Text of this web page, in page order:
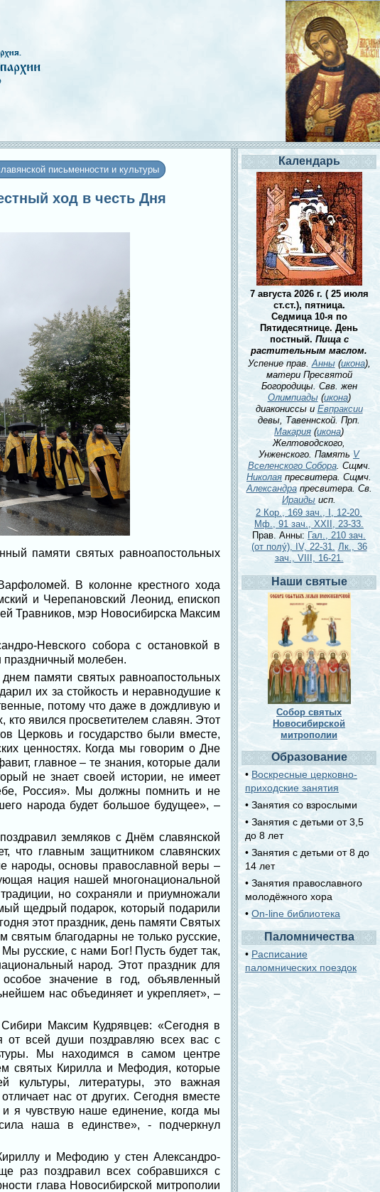
письменности и культуры
ход в честь Дня
памяти святых равноапостольных
В колонне крестного хода
и Черепановский Леонид, епископ
Травников, мэр Новосибирска Максим
Невского собора с остановкой в
праздничный молебен.
памяти святых равноапостольных
их за стойкость и неравнодушие к
потому что даже в дождливую и
явился просветителем славян. Этот
Церковь и государство были вместе,
ценностях. Когда мы говорим о Дне
главное – те знания, которые дали
не знает своей истории, не имеет
Россия». Мы должны помнить и не
народа будет большое будущее», –
земляков с Днём славянской
что главным защитником славянских
народы, основы православной веры –
нация нашей многонациональной
но сохраняли и приумножали
щедрый подарок, который подарили
этот праздник, день памяти Святых
благодарны не только русские,
русские, с нами Бог! Пусть будет так,
народ. Этот праздник для
значение в год, объявленный
нас объединяет и укрепляет», –
Максим Кудрявцев: «Сегодня в
от всей души поздравляю всех вас с
Мы находимся в самом центре
святых Кирилла и Мефодия, которые
культуры, литературы, это важная
нас от других. Сегодня вместе
я чувствую наше единение, когда мы
наша в единстве», - подчеркнул
и Мефодию у стен Александро-
раз поздравил всех собравшихся с
глава Новосибирской митрополии
Календарь
7 августа 2026 г. ( 25 июля
ст.ст.), пятница.
Седмица 10-я по
Пятидесятнице. День
постный. Пища с
растительным маслом.
Успение прав.Анны(икона),
матери Пресвятой
Богородицы. Свв. жен
Олимпиады(икона)
диакониссы и Евпраксии
девы, Тавеннской. Прп.
Макария (икона)
Желтоводского,
Унженского. Память V
Вселенского Собора. Сщмч.
Николая пресвитера. Сщмч.
Александрапресвитера. Св.
Ираиды исп.
2 Кор., 169 зач., I, 12-20.
Мф., 91 зач., XXII, 23-33.
Прав. Анны: Гал., 210 зач.
(от полу́), IV, 22-31. Лк., 36
зач., VIII, 16-21.
Наши святые
Собор святых
Новосибирской
митрополии
Образование
• Воскресные церковно-
приходские занятия
• Занятия со взрослыми
• Занятия с детьми от 3,5
до 8 лет
• Занятия с детьми от 8 до
14 лет
• Занятия православного
молодёжного хора
• On-line библиотека
Паломничества
• Расписание
паломнических поездок